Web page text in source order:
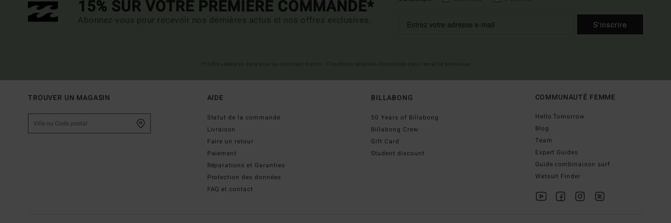
15% SUR VOTRE PREMIÈRE COMMANDE*
Abonnez-vous pour recevoir nos dernières actus et nos offres exclusives. S'inscrire
TROUVER UN MAGASIN AIDE
Statut de la commande
Livraison
Faire un retour
Paiement
Réparations et Garanties
Protection des données
FAQ et contact
BILLABONG
50 Years of Billabong
Billabong Crew
Gift Card
Student discount
COMMUNAUTÉ FEMME
Hello Tomorrow
Blog
Team
Expert Guides
Guide combinaison surf
Wetsuit Finder